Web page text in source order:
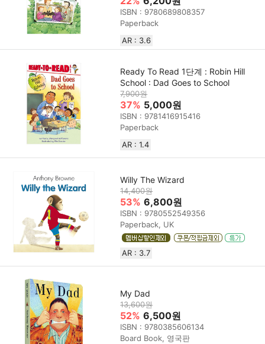
ISBN : 9780689808357
Paperback
AR : 3.6
Ready To Read 1단계 : Robin Hill
School : Dad Goes to School
7,900원
37% 5,000원
ISBN : 9781416915416
Paperback
AR : 1.4
Willy The Wizard
14,400원
53% 6,800원
ISBN : 9780552549356
Paperback, UK
AR : 3.7
My Dad
13,600원
52% 6,500원
ISBN : 9780385606134
Board Book, 영국판